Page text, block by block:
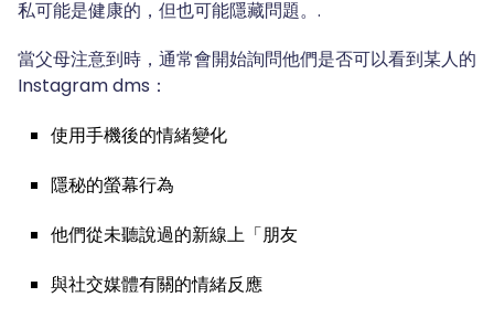
私可能是健康的，但也可能隱藏問題。.
當父母注意到時，通常會開始詢問他們是否可以看到某人的
Instagram dms：
使用手機後的情緒變化
隱秘的螢幕行為
他們從未聽說過的新線上「朋友
與社交媒體有關的情緒反應